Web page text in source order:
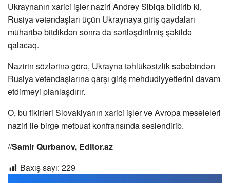
Ukraynanın xarici işlər naziri Andrey Sibiqa bildirib ki,
Rusiya vətəndaşları üçün Ukraynaya giriş qaydaları
müharibə bitdikdən sonra da sərtləşdirilmiş şəkildə
qalacaq.
Nazirin sözlərinə görə, Ukrayna təhlükəsizlik səbəbindən
Rusiya vətəndaşlarına qarşı giriş məhdudiyyətlərini davam
etdirməyi planlaşdırır.
O, bu fikirləri Slovakiyanın xarici işlər və Avropa məsələləri
naziri ilə birgə mətbuat konfransında səsləndirib.
//Samir Qurbanov, Editor.az
Baxış sayı: 229